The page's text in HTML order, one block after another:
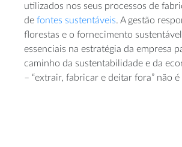
utilizados nos seus processos de
de fontes sustentáveis. A gestão
florestas e o fornecimento
essenciais na estratégia da empresa
caminho da sustentabilidade e da
– “extrair, fabricar e deitar fora” não é